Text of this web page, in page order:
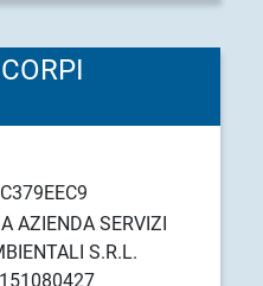
AZIENDA SERVIZI
S.R.L.